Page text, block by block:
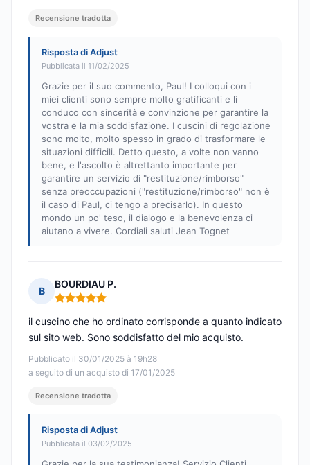
Recensione tradotta
Risposta di Adjust
Pubblicata il 11/02/2025
Grazie per il suo commento, Paul! I colloqui con i
miei clienti sono sempre molto gratificanti e li
conduco con sincerità e convinzione per garantire la
vostra e la mia soddisfazione. I cuscini di regolazione
sono molto, molto spesso in grado di trasformare le
situazioni difficili. Detto questo, a volte non vanno
bene, e l'ascolto è altrettanto importante per
garantire un servizio di "restituzione/rimborso"
senza preoccupazioni ("restituzione/rimborso" non è
il caso di Paul, ci tengo a precisarlo). In questo
mondo un po' teso, il dialogo e la benevolenza ci
aiutano a vivere. Cordiali saluti Jean Tognet
B
BOURDIAU P.
Nota: 5 su 5
Pubblicato il 30/01/2025 à 19h28
a seguito di un acquisto di 17/01/2025
il cuscino che ho ordinato corrisponde a quanto indicato
sul sito web. Sono soddisfatto del mio acquisto.
Recensione tradotta
Risposta di Adjust
Pubblicata il 03/02/2025